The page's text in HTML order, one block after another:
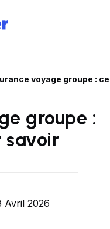
voyage groupe : ce
groupe :
savoir
Avril 2026